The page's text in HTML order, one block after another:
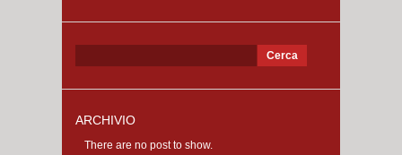
per:
ARCHIVIO
There are no post to show.